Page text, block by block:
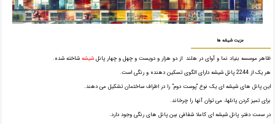
مزیت شیشه ها
ظاهر موسسه بنیاد نما و آوای در هلند از دو هزار و دویست و چهل و چهار پانلشیشه شاخته شده.
هر یک از 2244 پانل شیشه دارای الگوی تسکین دهنده و رنگی است.
این پانل های شیشه ای یک نوع “پوست دوم” را در اطراف ساختمان تشکیل می دهند.
برای تمیز کردن پانلها، می توان آنها را چرخاند.
در سمت دفتر، پانل شیشه ای کاملا شفافی بین پانل های رنگی وجود دارد.